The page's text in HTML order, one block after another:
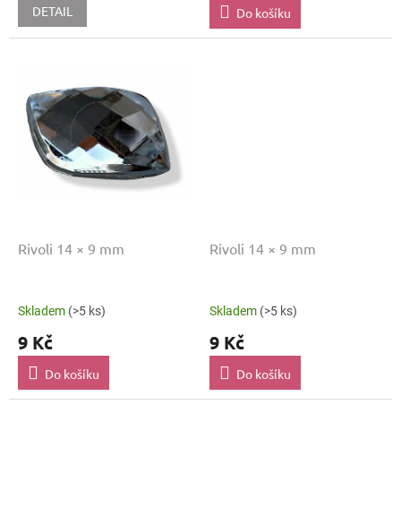
DETAIL Do košíku
Rivoli 14 × 9 mm
Skladem (>5 ks)
9 Kč
Do košíku
Rivoli 14 × 9 mm
Skladem (>5 ks)
9 Kč
Do košíku